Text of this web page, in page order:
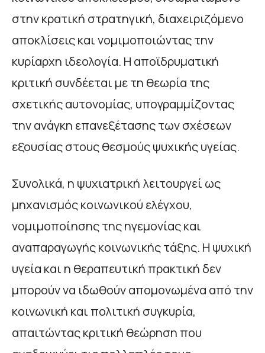
στην κρατική στρατηγική, διαχειριζόμενο
αποκλίσεις και νομιμοποιώντας την
κυρίαρχη ιδεολογία. Η αποϊδρυματική
κριτική συνδέεται με τη θεωρία της
σχετικής αυτονομίας, υπογραμμίζοντας
την ανάγκη επανεξέτασης των σχέσεων
εξουσίας στους θεσμούς ψυχικής υγείας.
Συνολικά, η ψυχιατρική λειτουργεί ως
μηχανισμός κοινωνικού ελέγχου,
νομιμοποίησης της ηγεμονίας και
αναπαραγωγής κοινωνικής τάξης. Η ψυχική
υγεία και η θεραπευτική πρακτική δεν
μπορούν να ιδωθούν απομονωμένα από την
κοινωνική και πολιτική συγκυρία,
απαιτώντας κριτική θεώρηση που